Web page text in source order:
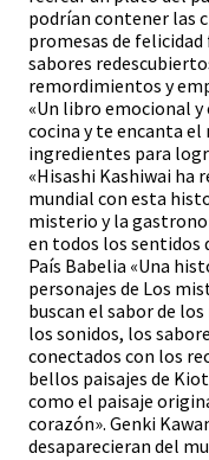
podrían contener las
promesas de
sabores
remordimientos y
«Un libro emocional y
cocina y te encanta
ingredientes para
«Hisashi Kashiwai ha
mundial con esta
misterio y la
en todos los sentidos
País Babelia «Una
personajes de Los
buscan el sabor de
los sonidos, los
conectados con los
bellos paisajes de
como el paisaje
corazón». Genki
desaparecieran del